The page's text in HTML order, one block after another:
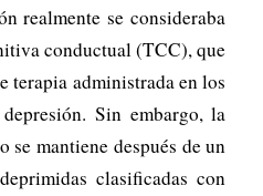
realmente se consideraba
conductual (TCC), que
terapia administrada en los
Sin embargo, la
se mantiene después de un
clasificadas con